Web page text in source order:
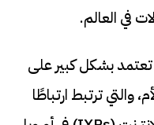
في العالم.
تعتمد بشكل كبير على
والتي ترتبط ارتباطًا